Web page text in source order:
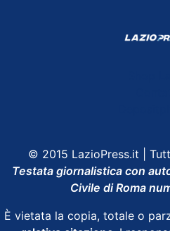
© 2015 LazioPress.it |
Testata giornalistica con
Civile di Roma
È vietata la copia, totale o